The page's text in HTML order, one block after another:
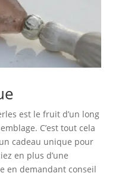
est le fruit d’un long
C’est tout cela
cadeau unique pour
en plus d’une
en demandant conseil